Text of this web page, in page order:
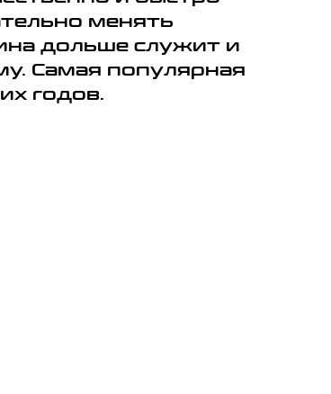
менять
дольше служит и
Самая популярная
годов.